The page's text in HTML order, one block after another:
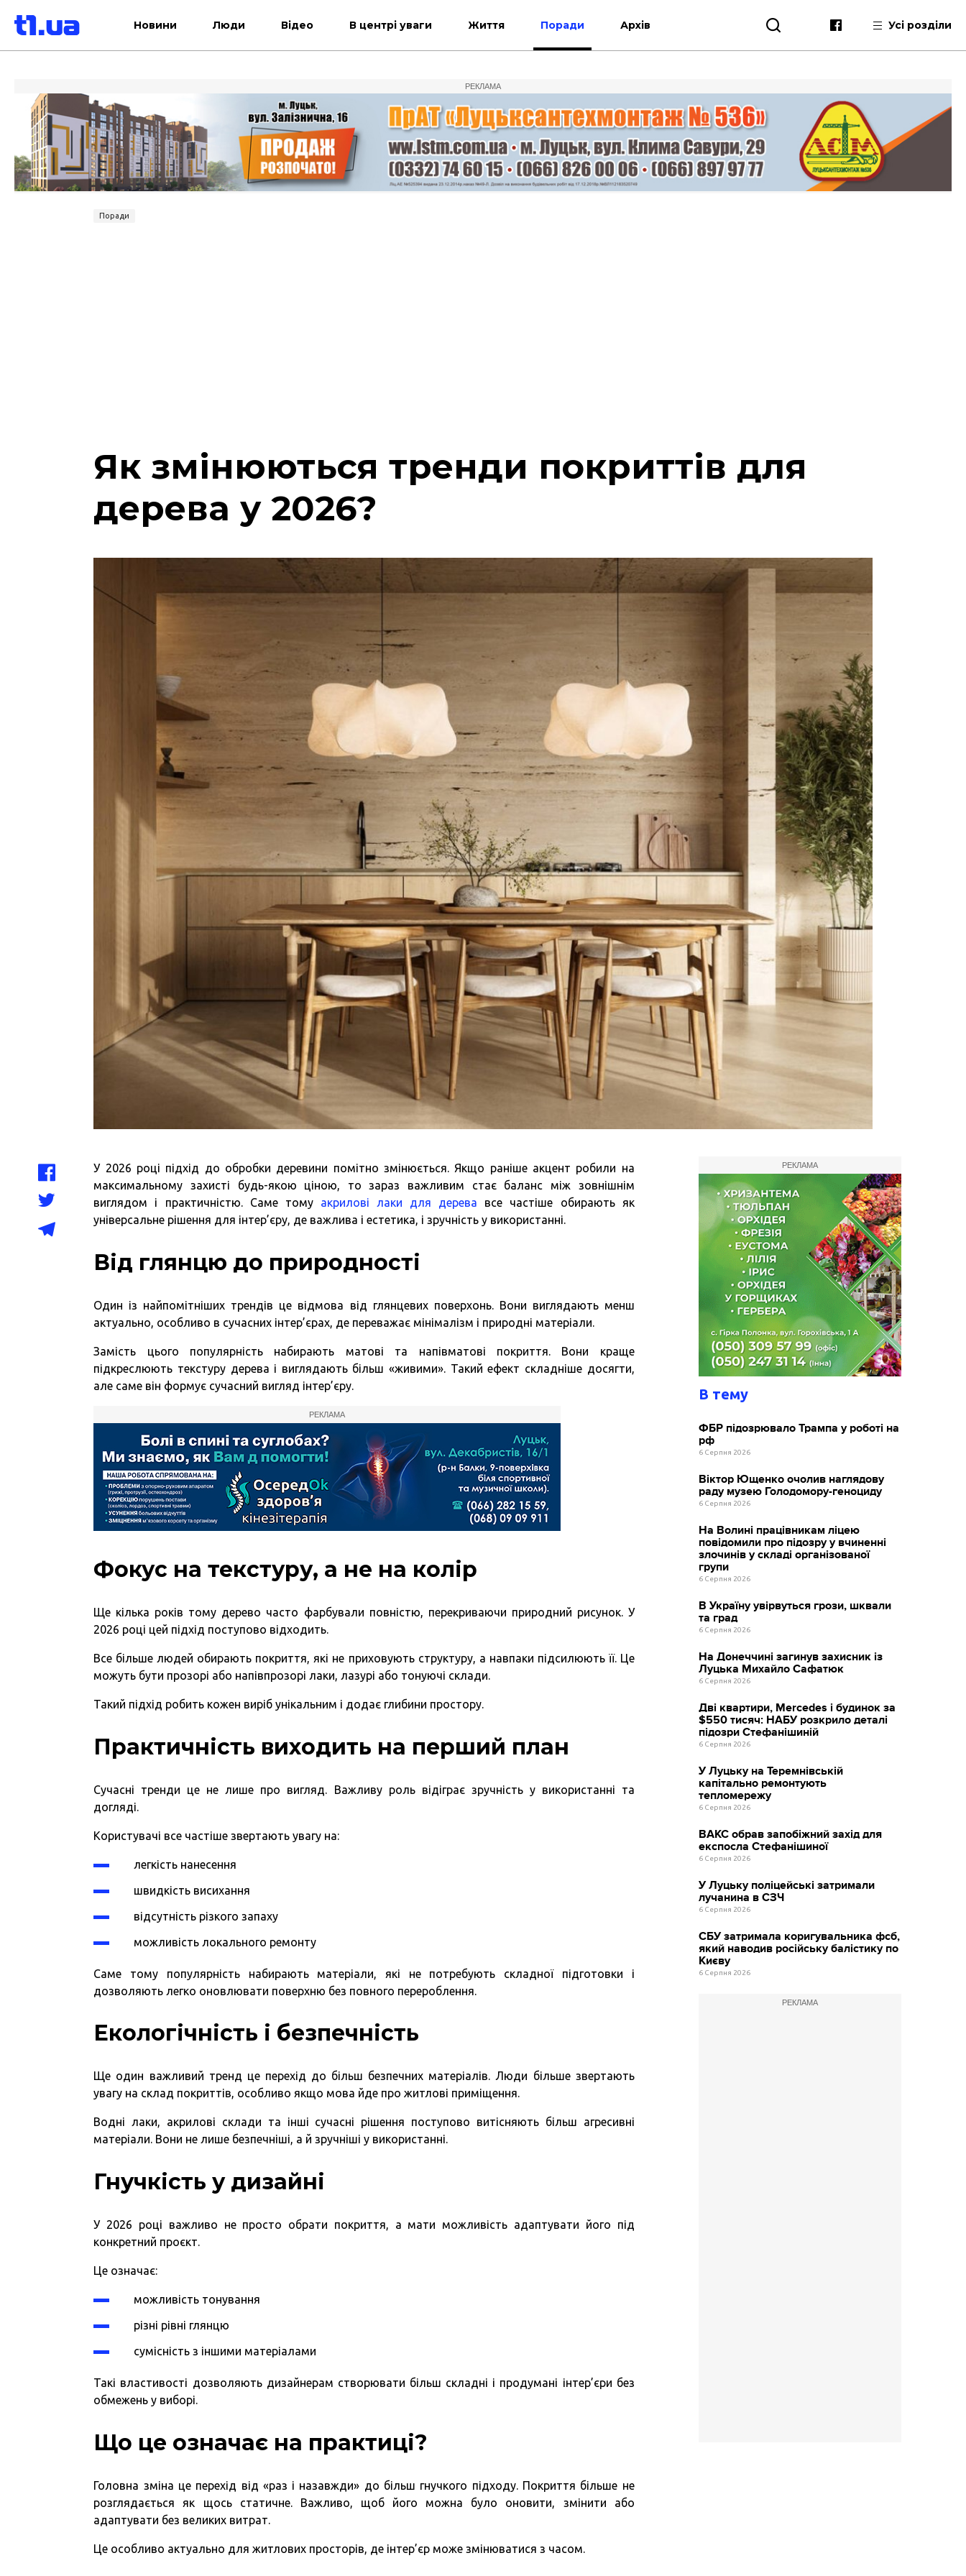
Новини Люди Відео В центрі уваги Життя Поради Архів Усі розділи
РЕКЛАМА
Поради
Як змінюються тренди покриттів для
дерева у 2026?
У 2026 році підхід до обробки деревини помітно змінюється. Якщо раніше акцент робили на
максимальному захисті будь-якою ціною, то зараз важливим стає баланс між зовнішнім
виглядом і практичністю. Саме томуакрилові лаки для дерева все частіше обирають як
універсальне рішення для інтер’єру, де важлива і естетика, і зручність у використанні.
Від глянцю до природності
Один із найпомітніших трендів це відмова від глянцевих поверхонь. Вони виглядають менш
актуально, особливо в сучасних інтер’єрах, де переважає мінімалізм і природні матеріали.
Замість цього популярність набирають матові та напівматові покриття. Вони краще
підкреслюють текстуру дерева і виглядають більш «живими». Такий ефект складніше досягти,
але саме він формує сучасний вигляд інтер’єру.
РЕКЛАМА
Фокус на текстуру, а не на колір
Ще кілька років тому дерево часто фарбували повністю, перекриваючи природний рисунок. У
2026 році цей підхід поступово відходить.
Все більше людей обирають покриття, які не приховують структуру, а навпаки підсилюють її. Це
можуть бути прозорі або напівпрозорі лаки, лазурі або тонуючі склади.
Такий підхід робить кожен виріб унікальним і додає глибини простору.
Практичність виходить на перший план
Сучасні тренди це не лише про вигляд. Важливу роль відіграє зручність у використанні та
догляді.
Користувачі все частіше звертають увагу на:
легкість нанесення
швидкість висихання
відсутність різкого запаху
можливість локального ремонту
Саме тому популярність набирають матеріали, які не потребують складної підготовки і
дозволяють легко оновлювати поверхню без повного перероблення.
Екологічність і безпечність
Ще один важливий тренд це перехід до більш безпечних матеріалів. Люди більше звертають
увагу на склад покриттів, особливо якщо мова йде про житлові приміщення.
Водні лаки, акрилові склади та інші сучасні рішення поступово витісняють більш агресивні
матеріали. Вони не лише безпечніші, а й зручніші у використанні.
Гнучкість у дизайні
У 2026 році важливо не просто обрати покриття, а мати можливість адаптувати його під
конкретний проєкт.
Це означає:
можливість тонування
різні рівні глянцю
сумісність з іншими матеріалами
Такі властивості дозволяють дизайнерам створювати більш складні і продумані інтер’єри без
обмежень у виборі.
Що це означає на практиці?
Головна зміна це перехід від «раз і назавжди» до більш гнучкого підходу. Покриття більше не
розглядається як щось статичне. Важливо, щоб його можна було оновити, змінити або
адаптувати без великих витрат.
Це особливо актуально для житлових просторів, де інтер’єр може змінюватися з часом.
РЕКЛАМА
В тему
ФБР підозрювало Трампа у роботі на
рф
6 Серпня 2026
Віктор Ющенко очолив наглядову
раду музею Голодомору-геноциду
6 Серпня 2026
На Волині працівникам ліцею
повідомили про підозру у вчиненні
злочинів у складі організованої
групи
6 Серпня 2026
В Україну увірвуться грози, шквали
та град
6 Серпня 2026
На Донеччині загинув захисник із
Луцька Михайло Сафатюк
6 Серпня 2026
Дві квартири, Mercedes і будинок за
$550 тисяч: НАБУ розкрило деталі
підозри Стефанішиній
6 Серпня 2026
У Луцьку на Теремнівській
капітально ремонтують
тепломережу
6 Серпня 2026
ВАКС обрав запобіжний захід для
експосла Стефанішиної
6 Серпня 2026
У Луцьку поліцейські затримали
лучанина в СЗЧ
6 Серпня 2026
СБУ затримала коригувальника фсб,
який наводив російську балістику по
Києву
6 Серпня 2026
РЕКЛАМА